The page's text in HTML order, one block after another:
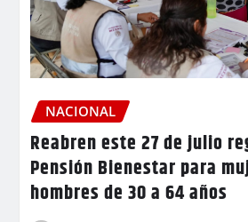
NACIONAL
Reabren este 27 de julio
Pensión Bienestar para
hombres de 30 a 64 años